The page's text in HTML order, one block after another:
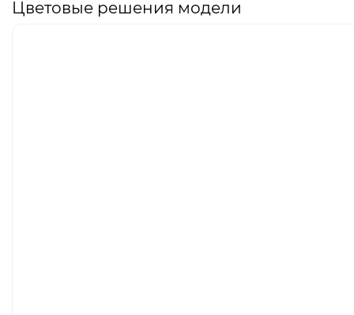
Цветовые решения модели